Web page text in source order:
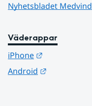
Nyhetsbladet Medvind
Väderappar
iPhone
Android